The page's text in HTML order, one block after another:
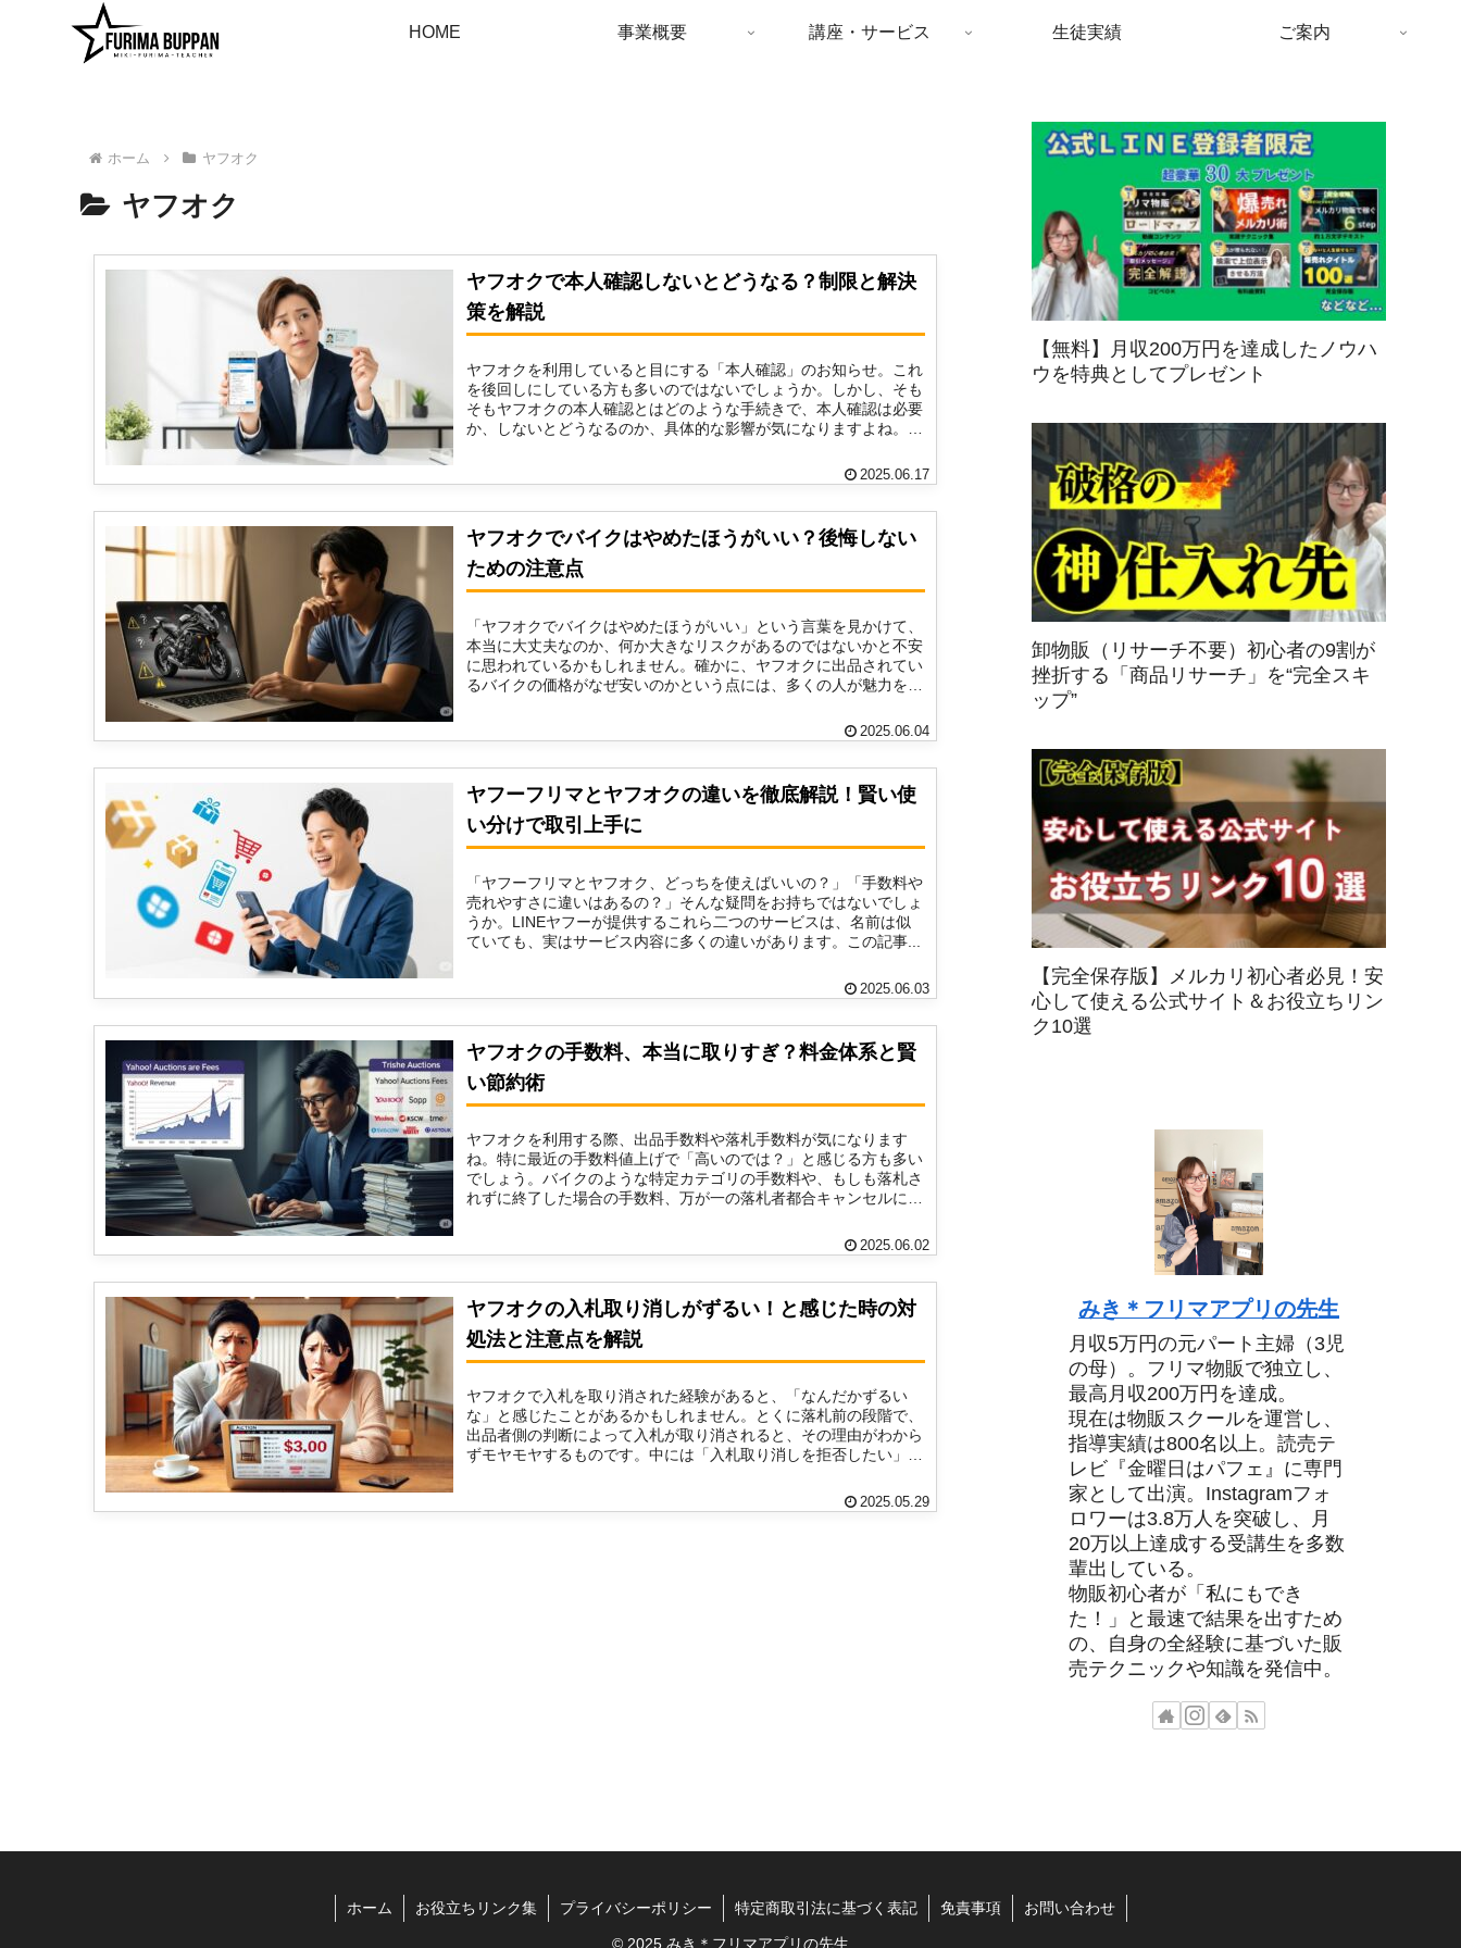
HOME 事業概要 講座・サービス 生徒実績 ご案内
ホーム ヤフオク
ヤフオク
ヤフオクで本人確認しないとどうなる？制限と解決
策を解説
ヤフオクを利用していると目にする「本人確認」のお知らせ。これ
を後回しにしている方も多いのではないでしょうか。しかし、そも
そもヤフオクの本人確認とはどのような手続きで、本人確認は必要
か、しないとどうなるのか、具体的な影響が気になりますよね。
2025.06.17
ヤフオクでバイクはやめたほうがいい？後悔しない
ための注意点
「ヤフオクでバイクはやめたほうがいい」という言葉を見かけて、
本当に大丈夫なのか、何か大きなリスクがあるのではないかと不安
に思われているかもしれません。確かに、ヤフオクに出品されてい
るバイクの価格がなぜ安いのかという点には、多くの人が魅力を
2025.06.04
ヤフーフリマとヤフオクの違いを徹底解説！賢い使
い分けで取引上手に
「ヤフーフリマとヤフオク、どっちを使えばいいの？」「手数料や
売れやすさに違いはあるの？」そんな疑問をお持ちではないでしょ
うか。LINEヤフーが提供するこれら二つのサービスは、名前は似
ていても、実はサービス内容に多くの違いがあります。この記事...
2025.06.03
ヤフオクの手数料、本当に取りすぎ？料金体系と賢
い節約術
ヤフオクを利用する際、出品手数料や落札手数料が気になります
ね。特に最近の手数料値上げで「高いのでは？」と感じる方も多い
でしょう。バイクのような特定カテゴリの手数料や、もしも落札さ
れずに終了した場合の手数料、万が一の落札者都合キャンセルに関
2025.06.02
ヤフオクの入札取り消しがずるい！と感じた時の対
処法と注意点を解説
ヤフオクで入札を取り消された経験があると、「なんだかずるい
な」と感じたことがあるかもしれません。とくに落札前の段階で、
出品者側の判断によって入札が取り消されると、その理由がわから
ずモヤモヤするものです。中には「入札取り消しを拒否したい」と
2025.05.29
【無料】月収200万円を達成したノウハ
ウを特典としてプレゼント
卸物販（リサーチ不要）初心者の9割が
挫折する「商品リサーチ」を“完全スキ
ップ”
【完全保存版】メルカリ初心者必見！安
心して使える公式サイト＆お役立ちリン
ク10選
みき＊フリマアプリの先生
月収5万円の元パート主婦（3児
の母）。フリマ物販で独立し、
最高月収200万円を達成。
現在は物販スクールを運営し、
指導実績は800名以上。読売テ
レビ『金曜日はパフェ』に専門
家として出演。Instagramフォ
ロワーは3.8万人を突破し、月
20万以上達成する受講生を多数
輩出している。
物販初心者が「私にもでき
た！」と最速で結果を出すため
の、自身の全経験に基づいた販
売テクニックや知識を発信中。
ホーム お役立ちリンク集 プライバシーポリシー 特定商取引法に基づく表記 免責事項 お問い合わせ
© 2025 みき＊フリマアプリの先生